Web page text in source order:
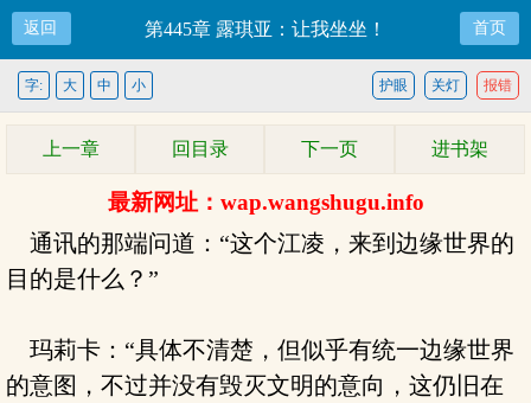
返回 第445章 露琪亚：让我坐坐！ 首页
报错
关灯
护眼
字: 大 中 小
上一章 回目录 下一页 进书架
最新网址：wap.wangshugu.info
通讯的那端问道：“这个江凌，来到边缘世界的
目的是什么？”
玛莉卡：“具体不清楚，但似乎有统一边缘世界
的意图，不过并没有毁灭文明的意向，这仍旧在